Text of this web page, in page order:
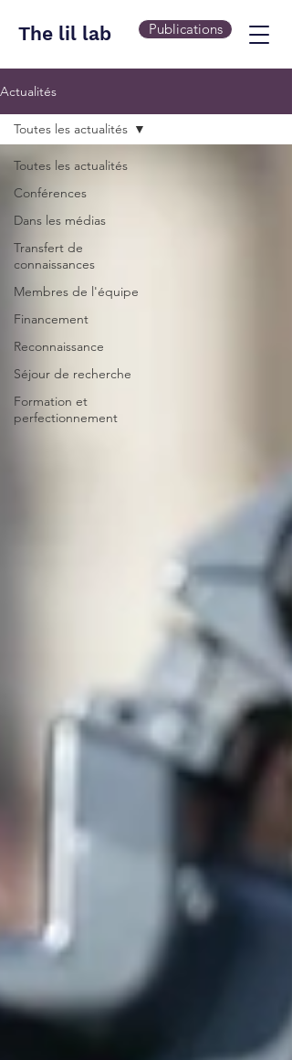
The lil lab Publications
Actualités
Toutes les actualités
Conférences
Dans les médias
Transfert de
connaissances
Membres de l'équipe
Financement
Reconnaissance
Séjour de recherche
Formation et
perfectionnement
Toutes les actualités